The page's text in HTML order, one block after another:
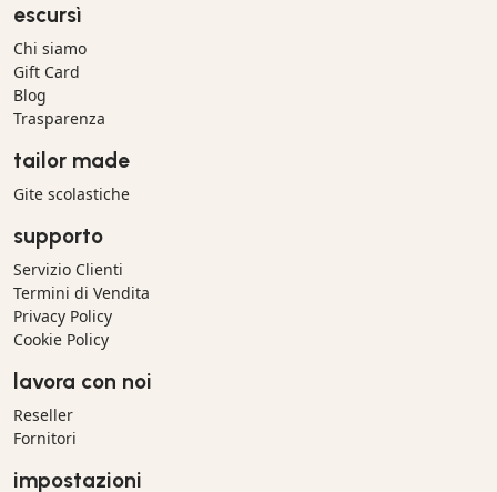
escursì
Chi siamo
Gift Card
Blog
Trasparenza
tailor made
Gite scolastiche
supporto
Servizio Clienti
Termini di Vendita
Privacy Policy
Cookie Policy
lavora con noi
Reseller
Fornitori
impostazioni